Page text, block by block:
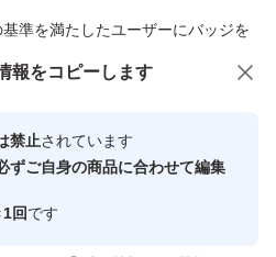
準を満たしたユーザーにバッジを
心・安全なユーザーです
引を完了させた実績があります
報をコピーします
禁止されています
ずご自身の商品に合わせて編集
回です
ススメ